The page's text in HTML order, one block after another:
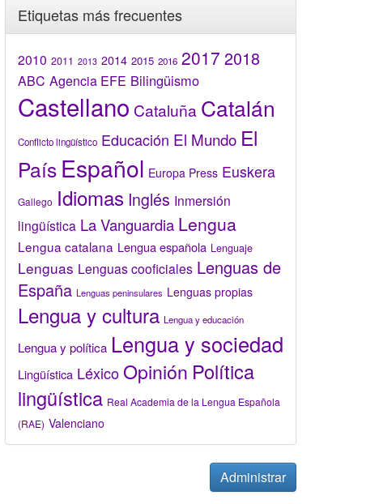
Etiquetas más frecuentes
2010 2011 2013 2014 2015 2016 2017 2018
ABC Agencia EFE Bilingüismo
Castellano Cataluña Catalán
Conflicto lingüístico Educación El Mundo El
País Español Europa Press Euskera
Gallego Idiomas Inglés Inmersión
lingüística La Vanguardia Lengua
Lengua catalana Lengua española Lenguaje
Lenguas Lenguas cooficiales Lenguas de
España Lenguas peninsulares Lenguas propias
Lengua y cultura Lengua y educación
Lengua y política Lengua y sociedad
Lingüística LéxicoOpinión Política
lingüística Real Academia de la Lengua Española
(RAE) Valenciano
Administrar